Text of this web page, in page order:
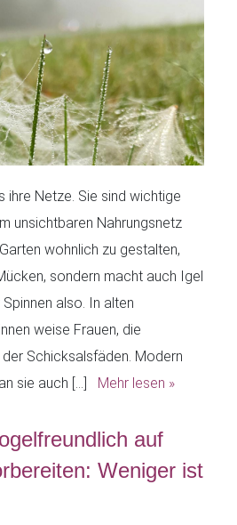
ihre Netze. Sie sind wichtige
unsichtbaren Nahrungsnetz
wohnlich zu gestalten,
sondern macht auch Igel
also. In alten
weise Frauen, die
Schicksalsfäden. Modern
sie auch […] Mehr lesen »
auf
Weniger ist